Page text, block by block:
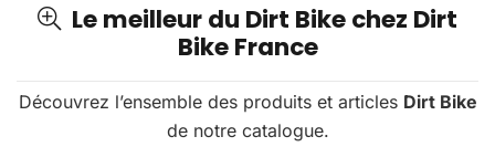
Le meilleur du Dirt Bike chez Dirt
Bike France
Découvrez l’ensemble des produits et articles Dirt Bike
de notre catalogue.